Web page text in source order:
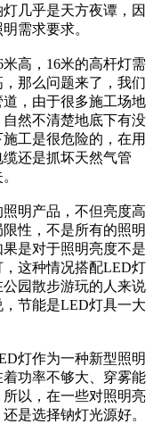
几乎是天方夜谭，因
需求要求。
高，16米的高杆灯需
那么问题来了，我们
，由于很多施工场地
然不清楚地底下有没
工是很危险的，在用
还是抓坏天然气管
照明产品，不但亮度高
性，不是所有的照明
是对于照明亮度不是
这种情况搭配LED灯
园散步游玩的人来说
节能是LED灯具一大
灯作为一种新型照明
功率不够大、穿雾能
以，在一些对照明亮
是选择钠灯光源好。